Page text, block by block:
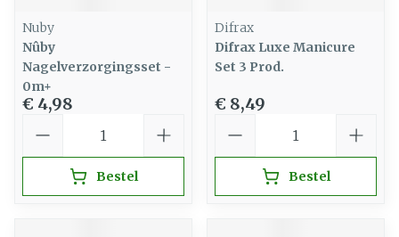
Nuby
Nûby
Nagelverzorgingsset -
0m+
€ 4,98
Bestel
Difrax
Difrax Luxe Manicure
Set 3 Prod.
€ 8,49
Bestel